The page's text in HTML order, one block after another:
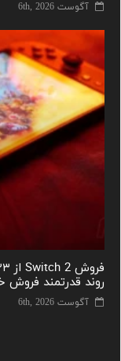
آگوست 6th, 2026
روند قدرتمند فروش
آگوست 6th, 2026